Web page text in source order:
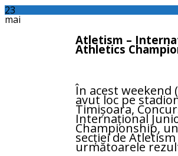
23
mai
Atletism –
Athletics
În acest weekend
avut loc pe
Timișoara,
Internațional
Championship,
secției de
următoarele